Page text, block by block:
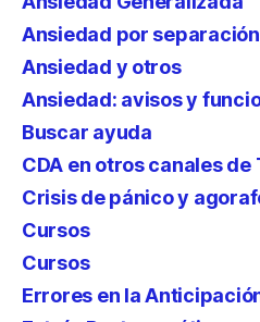
Ansiedad por separación
Ansiedad y otros
Ansiedad: avisos y
Buscar ayuda
CDA en otros canales de
Crisis de pánico y
Cursos
Cursos
Errores en la